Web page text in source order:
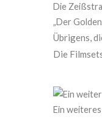
Die
„Der
Übrigens,
Die
Ein